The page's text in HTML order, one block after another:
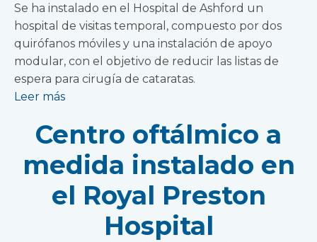
Se ha instalado en el Hospital de Ashford un
hospital de visitas temporal, compuesto por dos
quirófanos móviles y una instalación de apoyo
modular, con el objetivo de reducir las listas de
espera para cirugía de cataratas.
Leer más
Centro oftálmico a
medida instalado en
el Royal Preston
Hospital